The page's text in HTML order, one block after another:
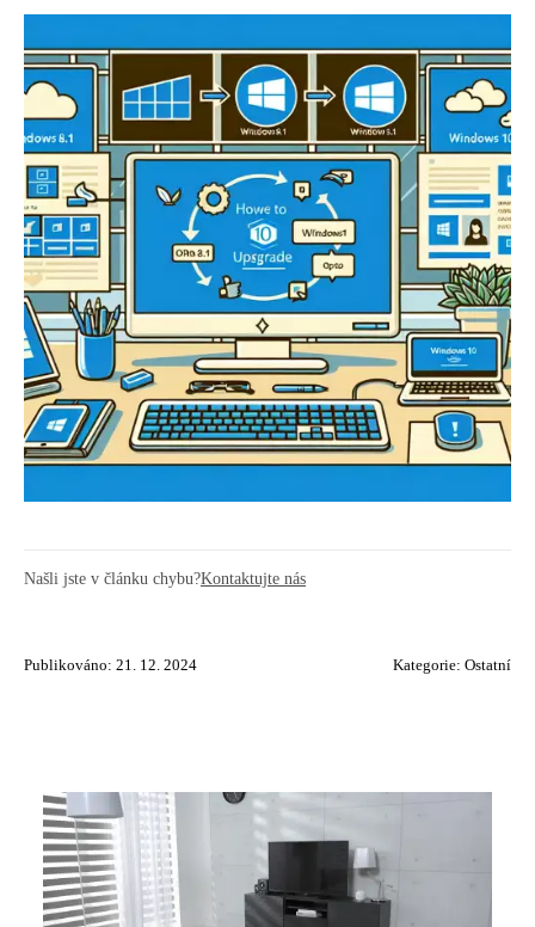
Našli jste v článku chybu?Kontaktujte nás
Publikováno: 21. 12. 2024 Kategorie: Ostatní